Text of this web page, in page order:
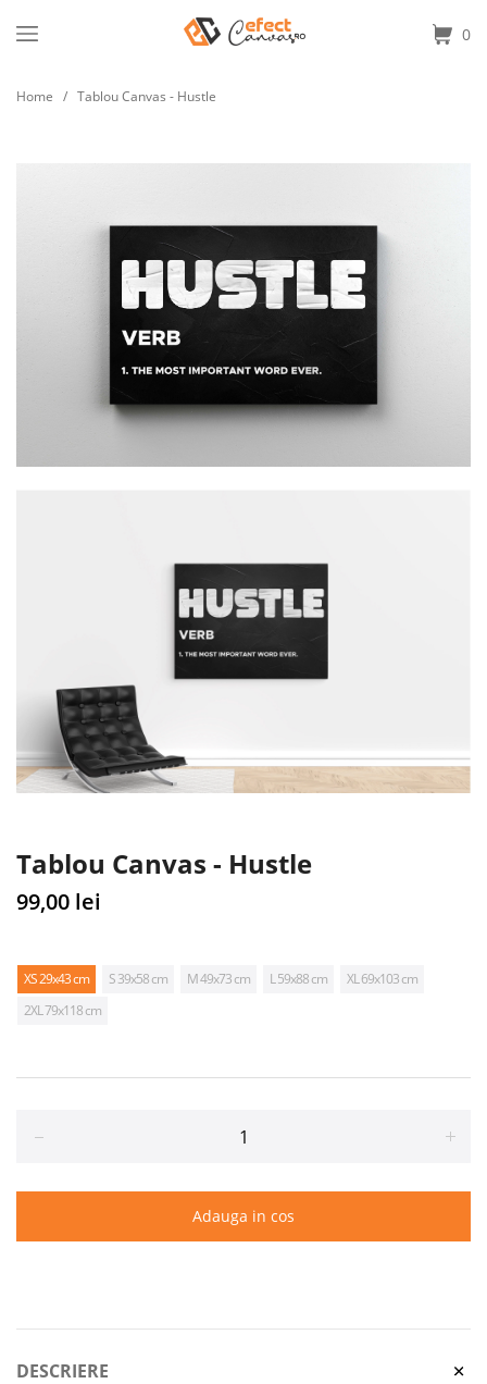
0
Home / Tablou Canvas - Hustle
Tablou Canvas - Hustle
Pret
99,00 lei
XS 29x43 cm S 39x58 cm M 49x73 cm L 59x88 cm
XL 69x103 cm
2XL 79x118 cm
Adauga in cos
DESCRIERE